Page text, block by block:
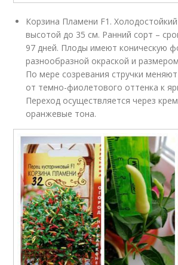
Корзина Пламени F1.
высотой до 35 см. Ранний сорт –
97 дней. Плоды имеют коническую
разнообразной окраской и
По мере созревания стручки
от темно-фиолетового оттенка к
Переход осуществляется через
оранжевые тона.